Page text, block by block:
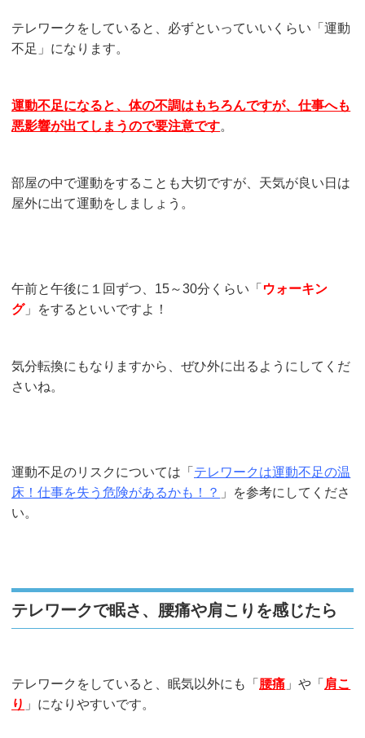
テレワークをしていると、必ずといっていいくらい「運動
不足」になります。
運動不足になると、体の不調はもちろんですが、仕事へも
悪影響が出てしまうので要注意です。
部屋の中で運動をすることも大切ですが、天気が良い日は
屋外に出て運動をしましょう。
午前と午後に１回ずつ、15～30分くらい「 ウォーキン
グ」をするといいですよ！
気分転換にもなりますから、ぜひ外に出るようにしてくだ
さいね。
運動不足のリスクについては「 テレワークは運動不足の温
床！仕事を失う危険があるかも！？ 」を参考にしてくださ
い。
テレワークで眠さ、腰痛や肩こりを感じたら
テレワークをしていると、眠気以外にも「 腰痛 」や「 肩こ
り 」になりやすいです。